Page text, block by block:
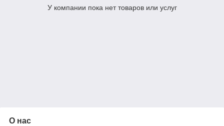
У компании пока нет товаров или услуг
О нас